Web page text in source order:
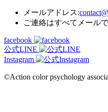
メールアドレス:
ご連絡はすべてメール
facebook
公式LINE
Instagram
©Action color psychology